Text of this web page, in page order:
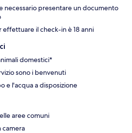
necessario presentare un documento
effettuare il check-in è 18 anni
domestici*
sono i benvenuti
e l'acqua a disposizione
aree comuni
camera